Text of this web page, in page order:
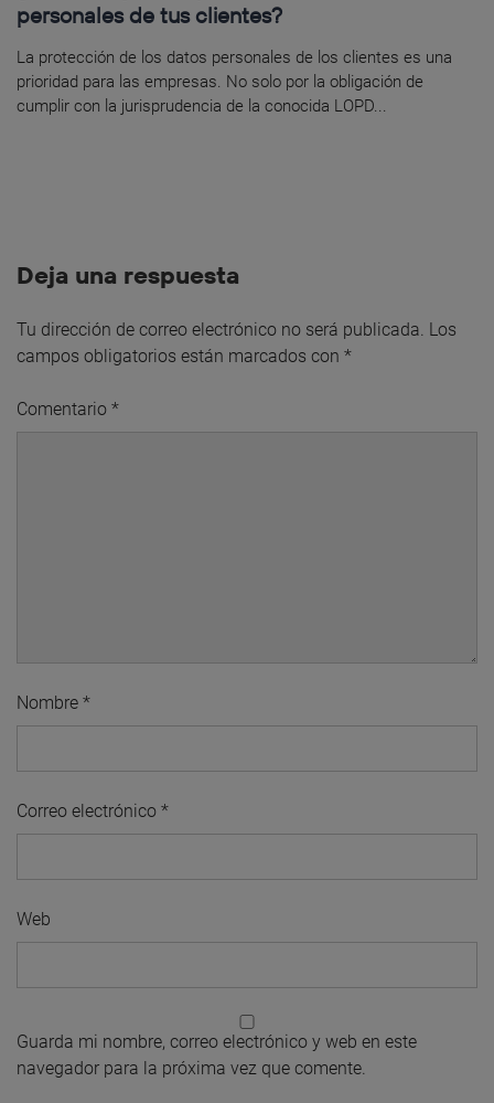
personales de tus clientes?
La protección de los datos personales de los clientes es una
prioridad para las empresas. No solo por la obligación de
cumplir con la jurisprudencia de la conocida LOPD...
Deja una respuesta
Tu dirección de correo electrónico no será publicada. Los
campos obligatorios están marcados con *
Comentario *
Nombre *
Correo electrónico *
Web
Guarda mi nombre, correo electrónico y web en este
navegador para la próxima vez que comente.